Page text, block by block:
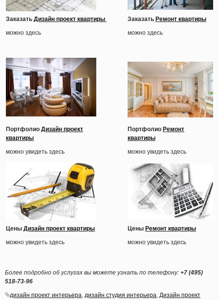
Заказать Дизайн проект квартиры
можно здесь
Заказать Ремонт квартиры
можно здесь
Портфолио Дизайн проект
квартиры
можно увидеть здесь
Портфолио Ремонт
квартиры
можно увидеть здесь
Цены Дизайн проект квартиры
можно увидеть здесь
Цены Ремонт квартиры
можно увидеть здесь
Более подробно об услугах вы можете узнать по телефону: +7 (495)
518-73-96
дизайн проект интерьера, дизайн студия интерьера, Дизайн проект